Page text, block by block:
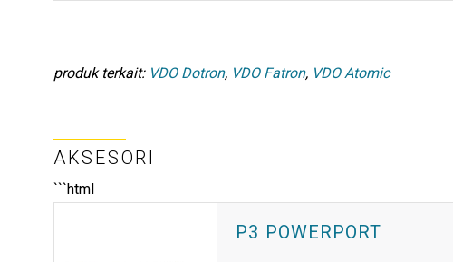
produk terkait: VDO Dotron, VDO Fatron, VDO Atomic
AKSESORI
```html
P3 POWERPORT